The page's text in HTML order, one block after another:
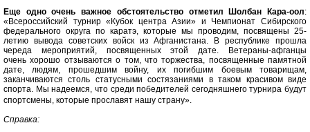
Еще одно очень важное обстоятельство отметил Шолбан Кара-оол:
«Всероссийский турнир «Кубок центра Азии» и Чемпионат Сибирского
федерального округа по каратэ, которые мы проводим, посвящены 25-
летию вывода советских войск из Афганистана. В республике прошла
череда мероприятий, посвященных этой дате. Ветераны-афганцы
очень хорошо отзываются о том, что торжества, посвященные памятной
дате, людям, прошедшим войну, их погибшим боевым товарищам,
заканчиваются столь статусными состязаниями в таком красивом виде
спорта. Мы надеемся, что среди победителей сегодняшнего турнира будут
спортсмены, которые прославят нашу страну».
Справка: